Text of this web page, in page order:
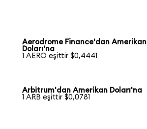
Aerodrome Finance'dan Amerikan
Doları'na
1 AERO eşittir $0,4441
Arbitrum'dan Amerikan Doları'na
1 ARB eşittir $0,0781